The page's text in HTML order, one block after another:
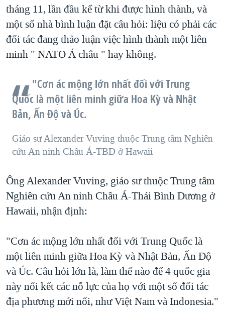
tháng 11, lần đầu kể từ khi được hình thành, và
một số nhà bình luận đặt câu hỏi: liệu có phải các
đối tác đang thảo luận việc hình thành một liên
minh " NATO Á châu " hay không.
"Cơn ác mộng lớn nhất đối với Trung
Quốc là một liên minh giữa Hoa Kỳ và Nhật
Bản, Ấn Độ và Úc.
Giáo sư Alexander Vuving thuộc Trung tâm Nghiên
cứu An ninh Châu Á-TBD ở Hawaii
Ông Alexander Vuving, giáo sư thuộc Trung tâm
Nghiên cứu An ninh Châu Á-Thái Bình Dương ở
Hawaii, nhận định:
"Cơn ác mộng lớn nhất đối với Trung Quốc là
một liên minh giữa Hoa Kỳ và Nhật Bản, Ấn Độ
và Úc. Câu hỏi lớn là, làm thế nào để 4 quốc gia
này nối kết các nỗ lực của họ với một số đối tác
địa phương mới nổi, như Việt Nam và Indonesia."